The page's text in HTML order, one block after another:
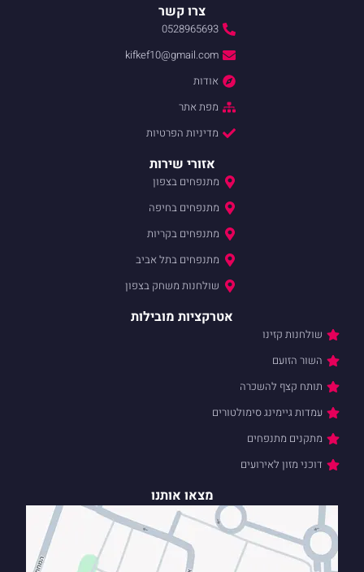
צרו קשר
0528965693
kifkef10@gmail.com
אודות
מפת אתר
מדיניות הפרטיות
אזורי שירות
מתנפחים בצפון
מתנפחים בחיפה
מתנפחים בקריות
מתנפחים בתל אביב
שולחנות משחק בצפון
אטרקציות מובילות
שולחנות קזינו
השור הזועם
תותח קצף להשכרה
עמדות גיימינג סימולטורים
מתקנים מתנפחים
דוכני מזון לאירועים
מצאו אותנו